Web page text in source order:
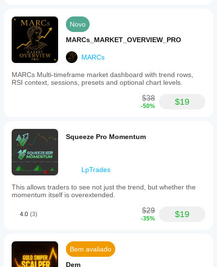
Novo
MARCs_MARKET_OVERVIEW_PRO
MARCs
MARCs Multi-timeframe market dashboard with trend rows,
RSI context, sessions, presets and optional chart levels.
$38
-50% $19
Squeeze Pro Momentum
LpTrades
This allows traders to see not just the trend, but whether the
momentum itself is overextended.
4.0 (3) $29
-35% $19
Bem avaliado
Dem